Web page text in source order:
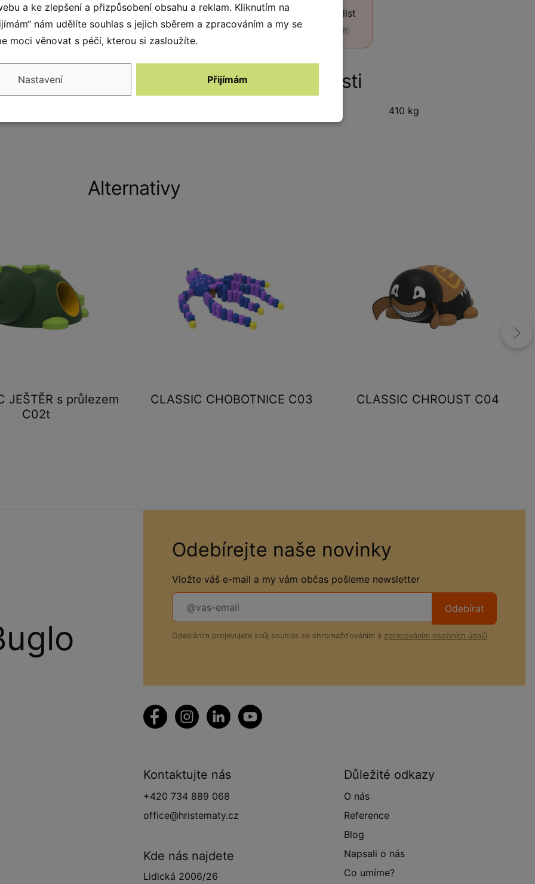
Technický list
[PDF, 440 kB]
Vlastnosti
410 kg
pryžového granulátu. Pro spojení SBR
pryskyřice ). Konstrukci prvku tvoří
díky svému povrchu nekloužou, jsou stabilní
díky přitažlivému konceptu a společně s
Alternativy
JEŠTĚR s průlezem
C02t
CLASSIC CHOBOTNICE C03 CLASSIC CHROUST C04
Odebírejte naše novinky
Vložte váš e-mail a my vám občas pošleme newsletter
Odebírat
Odesláním projevujete svůj souhlas se shromažďováním a zpracováním osobních údajů.
Kontaktujte nás
+420 734 889 068
office@hristematy.cz
Kde nás najdete
Lidická 2006/26
Důležité odkazy
O nás
Reference
Blog
Napsali o nás
Co umíme?
a ke zlepšení a přizpůsobení obsahu a reklam. Kliknutím na
nám udělíte souhlas s jejich sběrem a zpracováním a my se
moci věnovat s péčí, kterou si zasloužíte.
Nastavení Přijímám